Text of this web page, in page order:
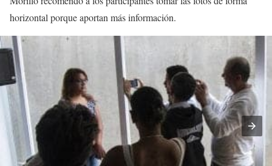
horizontal porque aportan más información.